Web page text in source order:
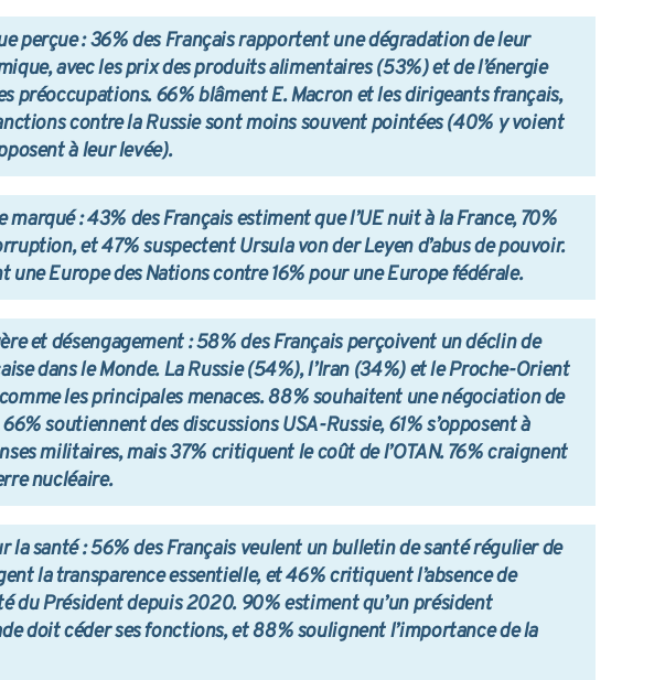
perçue: 36% des Français rapportent une dégradation de leur
avec les prix des produits alimentaires (53%) et de l’énergie
préoccupations. 66% blâment E. Macron et les dirigeants français,
contre la Russie sont moins souvent pointées (40% y voient
à leur levée).
marqué: 43% des Français estiment que l’UE nuit à la France, 70%
et 47% suspectent Ursula von der Leyen d’abus de pouvoir.
Europe des Nations contre 16% pour une Europe fédérale.
et désengagement: 58% des Français perçoivent un déclin de
dans le Monde. La Russie (54%), l’Iran (34%) et le Proche-Orient
les principales menaces. 88% souhaitent une négociation de
soutiennent des discussions USA-Russie, 61% s’opposent à
militaires, mais 37% critiquent le coût de l’OTAN. 76% craignent
nucléaire.
la santé: 56% des Français veulent un bulletin de santé régulier de
la transparence essentielle, et 46% critiquent l’absence de
du Président depuis 2020. 90% estiment qu’un président
doit céder ses fonctions, et 88% soulignent l’importance de la